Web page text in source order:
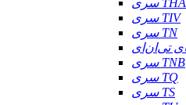
سری TIV
سری TN
تی‌ان‌ای
سری TNB
سری TQ
سری TS